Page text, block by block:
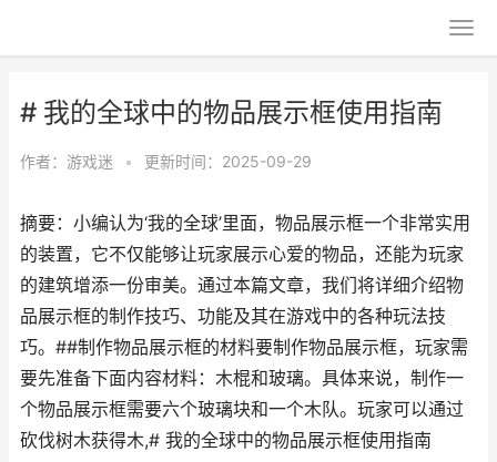
# 我的全球中的物品展示框使用指南
作者： 游戏迷 • 更新时间：2025-09-29
摘要：小编认为‘我的全球’里面，物品展示框一个非常实用
的装置，它不仅能够让玩家展示心爱的物品，还能为玩家
的建筑增添一份审美。通过本篇文章，我们将详细介绍物
品展示框的制作技巧、功能及其在游戏中的各种玩法技
巧。##制作物品展示框的材料要制作物品展示框，玩家需
要先准备下面内容材料：木棍和玻璃。具体来说，制作一
个物品展示框需要六个玻璃块和一个木队。玩家可以通过
砍伐树木获得木,# 我的全球中的物品展示框使用指南